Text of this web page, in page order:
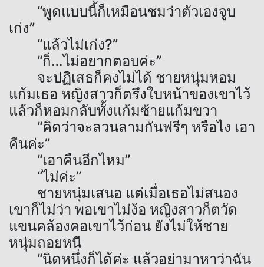
“พูดแบบนี้ก็เหมือนชมว่าตัวเองจูบ
เก่ง”
“แล้วไม่เก่ง?”
“ก็…ไม่อยากตอบค่ะ”
จะปฏิเสธก็คงไม่ได้ ชายหนุ่มหอม
แก้มเธอ หญิงสาวก็ตรึงใบหน้าของเขาไว้
แล้วก็หอมกลับทั้งแก้มซ้ายแก้มขวา
“คิดว่าจะลวนลามกันฟรีๆ หรือไง เอา
คืนค่ะ”
“เอาคืนอีกไหม”
“ไม่ค่ะ”
ชายหนุ่มเสนอ แต่เมื่อเธอไม่สนอง
เขาก็ไม่ว่า พอเขาไม่ง้อ หญิงสาวก็ตวัด
แขนคล้องคอเขาไว้ก่อน ยังไม่ให้ชาย
หนุ่มถอยหนี
“นิดหนึ่งก็ได้ค่ะ แล้วอย่ามาหาว่าฉัน